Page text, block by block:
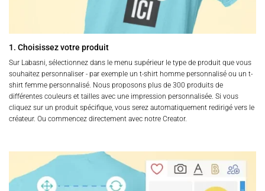
1. Choisissez votre produit
Sur Labasni, sélectionnez dans le menu supérieur le type de produit que vous
souhaitez personnaliser - par exemple un t-shirt homme personnalisé ou un t-
shirt femme personnalisé. Nous proposons plus de 300 produits de
différentes couleurs et tailles avec une impression personnalisée. Si vous
cliquez sur un produit spécifique, vous serez automatiquement redirigé vers le
créateur. Ou commencez directement avec notre Creator.